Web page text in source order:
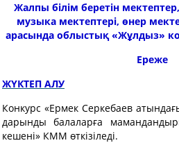
Жалпы білім беретін
музыка мектептері, өнер
арасында облыстық «Жұлдыз»
Ереже
ЖҮКТЕП АЛУ
Конкурс «Ермек Серкебаев
дарынды балаларға
кешені» КММ өткізіледі.